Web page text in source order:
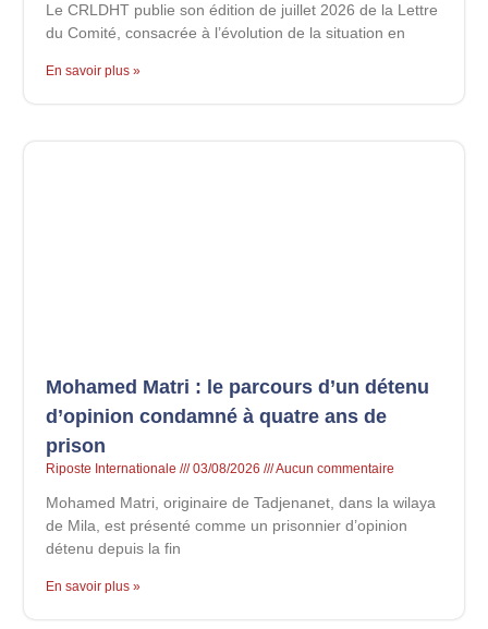
Le CRLDHT publie son édition de juillet 2026 de la Lettre
du Comité, consacrée à l’évolution de la situation en
En savoir plus »
Mohamed Matri : le parcours d’un détenu
d’opinion condamné à quatre ans de
prison
Riposte Internationale 03/08/2026 Aucun commentaire
Mohamed Matri, originaire de Tadjenanet, dans la wilaya
de Mila, est présenté comme un prisonnier d’opinion
détenu depuis la fin
En savoir plus »